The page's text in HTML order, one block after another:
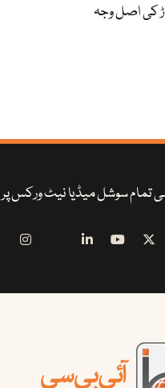
کی اصل وجہ
تمام سوشل میڈیا نیٹ ورکس پر